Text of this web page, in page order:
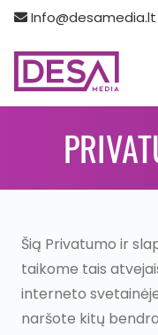
Info@desamedia.lt
Šią Privatumo ir
taikome tais
interneto
naršote kitų